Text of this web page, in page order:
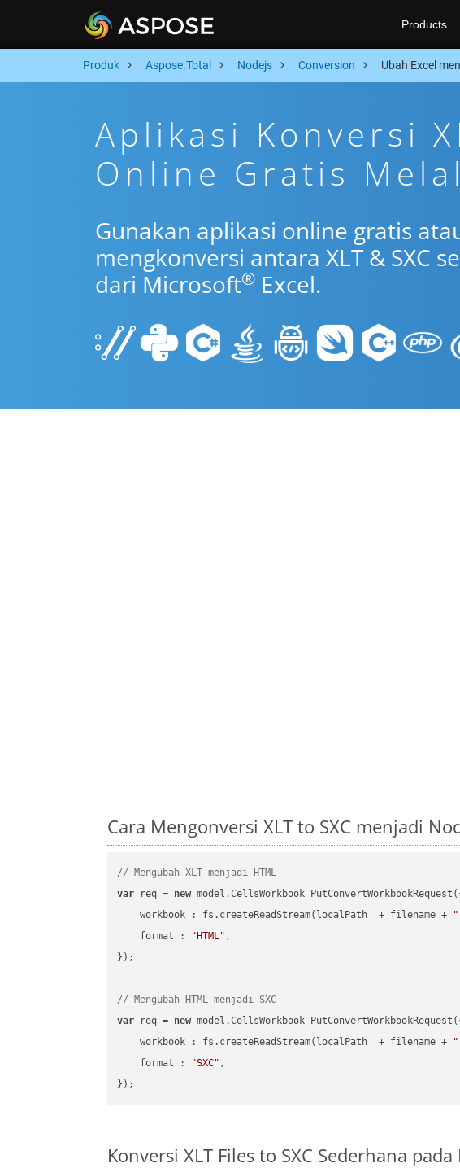
Products
Produk Aspose.Total Nodejs Conversion Ubah Excel
Aplikasi Konversi
Online Gratis
Gunakan aplikasi online gratis
mengkonversi antara XLT & SXC
dari Microsoft® Excel.
Cara Mengonversi XLT to SXC menjadi
// Mengubah XLT menjadi HTML
var req = new
workbook : fs.createReadStream(localPath  + filename +
format : "HTML" ,
});
// Mengubah HTML menjadi SXC
var req = new
workbook : fs.createReadStream(localPath  + filename +
format : "SXC" ,
Konversi XLT Files to SXC Sederhana pada